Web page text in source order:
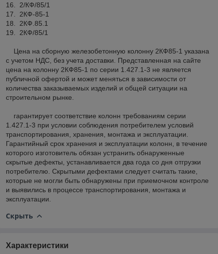
16. 2/КФ/85/1
17. 2КФ-85-1
18. 2КФ.85.1
19. 2КФ/85/1
Цена на сборную железобетонную колонну 2КФ85-1 указана
с учетом НДС, без учета доставки. Представленная на сайте
цена на колонну 2КФ85-1 по серии 1.427.1-3 не является
публичной офертой и может меняться в зависимости от
количества заказываемых изделий и общей ситуации на
строительном рынке.
гарантирует соответствие колонн требованиям серии
1.427.1-3 при условии соблюдения потребителем условий
транспортирования, хранения, монтажа и эксплуатации.
Гарантийный срок хранения и эксплуатации колонн, в течение
которого изготовитель обязан устранить обнаруженные
скрытые дефекты, устанавливается два года со дня отгрузки
потребителю. Скрытыми дефектами следует считать такие,
которые не могли быть обнаружены при приемочном контроле
и выявились в процессе транспортирования, монтажа и
эксплуатации.
Скрыть
Характеристики